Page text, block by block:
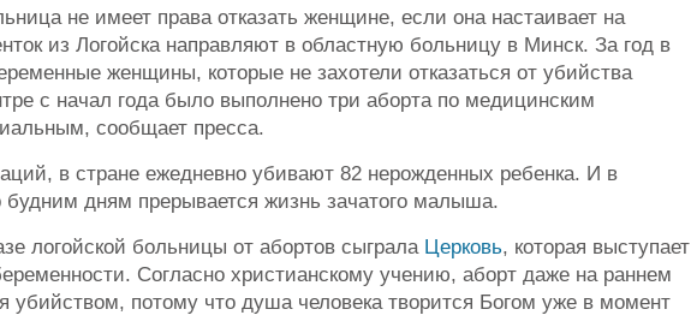
не имеет права отказать женщине, если она настаивает на
из Логойска направляют в областную больницу в Минск. За год в
женщины, которые не захотели отказаться от убийства
с начал года было выполнено три аборта по медицинским
сообщает пресса.
в стране ежедневно убивают 82 нерожденных ребенка. И в
дням прерывается жизнь зачатого малыша.
логойской больницы от абортов сыграла Церковь, которая выступает
Согласно христианскому учению, аборт даже на раннем
убийством, потому что душа человека творится Богом уже в момент